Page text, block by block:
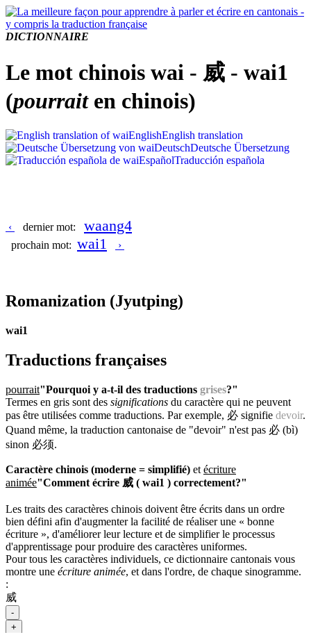
DICTIONNAIRE
Le mot chinois wai - 威 - wai1
(pourraiten chinois)
EnglishEnglish translation
DeutschDeutsche Übersetzung
EspañolTraducción española
‹ dernier mot: waang4
prochain mot: wai1 ›
Romanization (Jyutping)
wai1
Traductions françaises
pourrait"Pourquoi y a-t-il des traductions grises?"
Termes en gris sont des significations du caractère qui ne peuvent
pas être utilisées comme traductions. Par exemple, 必 signifie devoir.
Quand même, la traduction cantonaise de "devoir" n'est pas 必 (bì)
sinon 必须.
Caractère chinois (moderne = simplifié) et écriture
animée"Comment écrire 威 ( wai1 ) correctement?"
Les traits des caractères chinois doivent être écrits dans un ordre
bien défini afin d'augmenter la facilité de réaliser une « bonne
écriture », d'améliorer leur lecture et de simplifier le processus
d'apprentissage pour produire des caractères uniformes.
Pour tous les caractères individuels, ce dictionnaire cantonais vous
montre une écriture animée, et dans l'ordre, de chaque sinogramme.
:
威
-
+